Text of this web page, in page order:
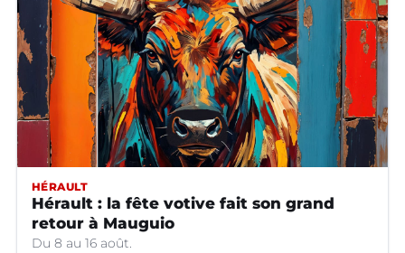
HÉRAULT
Hérault : la fête votive fait son grand
retour à Mauguio
Du 8 au 16 août.